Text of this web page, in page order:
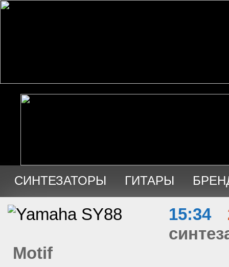
СИНТЕЗАТОРЫ ГИТАРЫ
АУДИО ПРОДАЖА 15:34
Motif